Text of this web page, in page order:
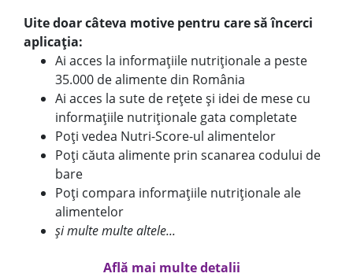
Uite doar câteva motive pentru care să încerci
aplicația:
Ai acces la informațiile nutriționale a peste
35.000 de alimente din România
Ai acces la sute de rețete și idei de mese cu
informațiile nutriționale gata completate
Poți vedea Nutri-Score-ul alimentelor
Poți căuta alimente prin scanarea codului de
bare
Poți compara informațiile nutriționale ale
alimentelor
și multe multe altele...
Află mai multe detalii